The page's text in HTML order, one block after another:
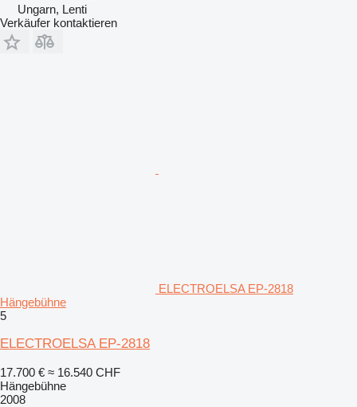
Ungarn, Lenti
Verkäufer kontaktieren
ELECTROELSA EP-2818
Hängebühne
5
ELECTROELSA EP-2818
17.700 € ≈ 16.540 CHF
Hängebühne
2008